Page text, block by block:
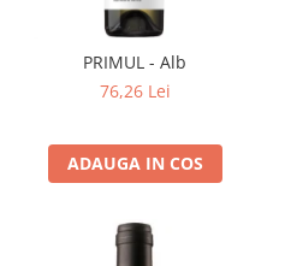
Crama LICORNA
Domeniile La MIGDALI
Crama JIDVEI
Crama JELNA
GRAMOFON Wine
PRIMUL - Alb
76,26 Lei
ADAUGA IN COS